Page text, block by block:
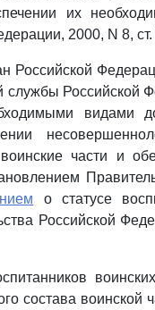
их
2000, N 8,
Российской
службы Российской
видами
части и
о статусе
Российской
состава воинской